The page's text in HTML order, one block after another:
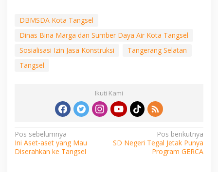
DBMSDA Kota Tangsel
Dinas Bina Marga dan Sumber Daya Air Kota Tangsel
Sosialisasi Izin Jasa Konstruksi
Tangerang Selatan
Tangsel
Ikuti Kami
Navigasi
pos
Pos sebelumnya
Ini Aset-aset yang Mau
Diserahkan ke Tangsel
Pos berikutnya
SD Negeri Tegal Jetak Punya
Program GERCA